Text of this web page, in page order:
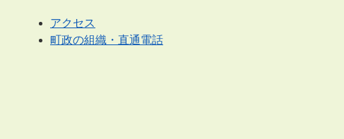
アクセス
町政の組織・直通電話